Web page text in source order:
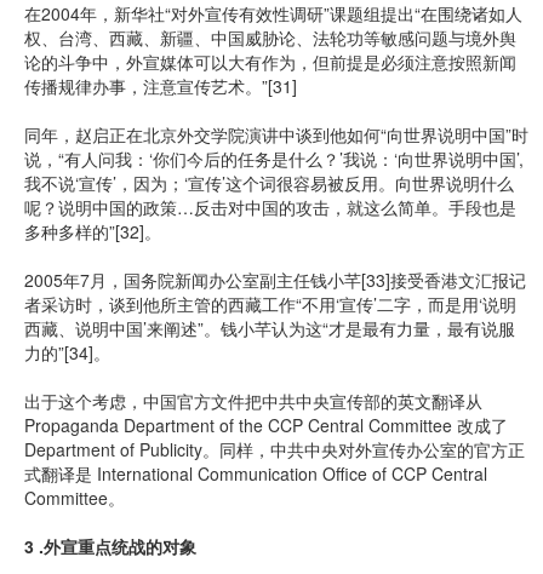
在2004年，新华社“对外宣传有效性调研”课题组提出“在围绕诸如人
权、台湾、西藏、新疆、中国威胁论、法轮功等敏感问题与境外舆
论的斗争中，外宣媒体可以大有作为，但前提是必须注意按照新闻
传播规律办事，注意宣传艺术。”[31]
同年，赵启正在北京外交学院演讲中谈到他如何“向世界说明中国”时
说，“有人问我：‘你们今后的任务是什么？’我说：‘向世界说明中国’,
我不说‘宣传’，因为；‘宣传’这个词很容易被反用。向世界说明什么
呢？说明中国的政策…反击对中国的攻击，就这么简单。手段也是
多种多样的”[32]。
2005年7月，国务院新闻办公室副主任钱小芊[33]接受香港文汇报记
者采访时，谈到他所主管的西藏工作“不用‘宣传’二字，而是用‘说明
西藏、说明中国’来阐述”。钱小芊认为这“才是最有力量，最有说服
力的”[34]。
出于这个考虑，中国官方文件把中共中央宣传部的英文翻译从
Propaganda Department of the CCP Central Committee 改成了
Department of Publicity。同样，中共中央对外宣传办公室的官方正
式翻译是 International Communication Office of CCP Central
Committee。
3 .外宣重点统战的对象